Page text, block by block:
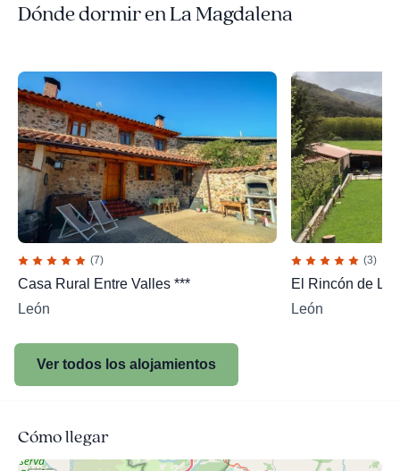
Dónde dormir en La Magdalena
(7)
Casa Rural Entre Valles ***
León
(3)
El Rincón de
León
Ver todos los alojamientos
Cómo llegar